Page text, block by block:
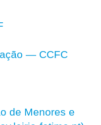
— CCFC
de Menores e